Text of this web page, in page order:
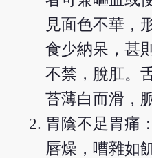
見面色不華，
食少納呆，甚
不禁，脫肛。
苔薄白而滑，
胃陰不足胃痛
唇燥，嘈雜如